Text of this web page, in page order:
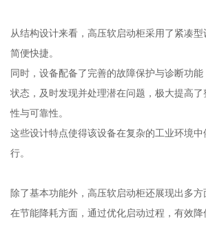
从结构设计来看，高压软启动柜采用了紧凑
简便快捷。
同时，设备配备了完善的故障保护与诊断功
状态，及时发现并处理潜在问题，极大提高
性与可靠性。
这些设计特点使得该设备在复杂的工业环境
行。
除了基本功能外，高压软启动柜还展现出多方
在节能降耗方面，通过优化启动过程，有效